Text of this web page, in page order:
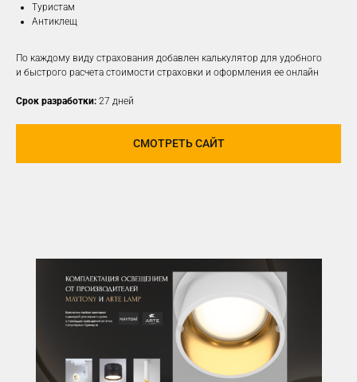
Туристам
Антиклещ
По каждому виду страхования добавлен калькулятор для удобного
и быстрого расчета стоимости страховки и оформления ее онлайн
Срок разработки: 27 дней
СМОТРЕТЬ САЙТ
ВКонтакте Telegram